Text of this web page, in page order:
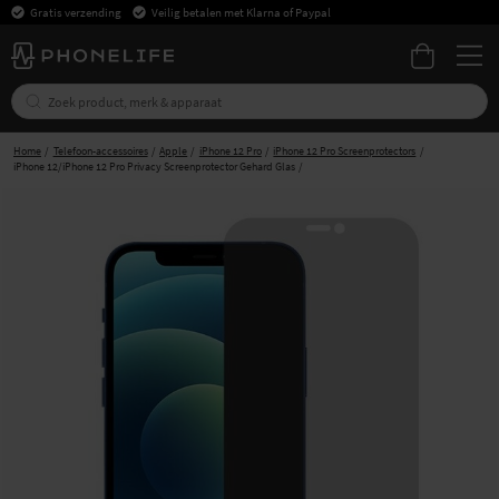
Gratis verzending Veilig betalen met Klarna of Paypal
Home Telefoon-accessoires Apple iPhone 12 Pro
iPhone 12 Pro Screenprotectors
iPhone 12/iPhone 12 Pro Privacy Screenprotector Gehard Glas